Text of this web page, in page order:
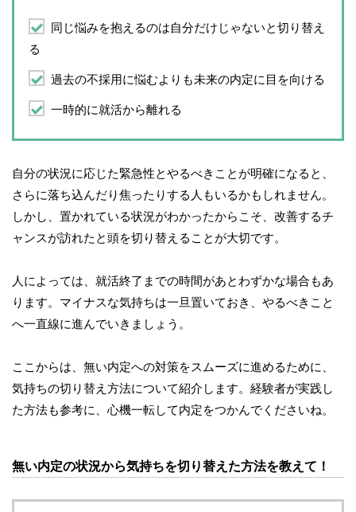
同じ悩みを抱えるのは自分だけじゃないと切り替え
る
過去の不採用に悩むよりも未来の内定に目を向ける
一時的に就活から離れる
自分の状況に応じた緊急性とやるべきことが明確になると、
さらに落ち込んだり焦ったりする人もいるかもしれません。
しかし、置かれている状況がわかったからこそ、改善するチ
ャンスが訪れたと頭を切り替えることが大切です。
人によっては、就活終了までの時間があとわずかな場合もあ
ります。マイナスな気持ちは一旦置いておき、やるべきこと
へ一直線に進んでいきましょう。
ここからは、無い内定への対策をスムーズに進めるために、
気持ちの切り替え方法について紹介します。経験者が実践し
た方法も参考に、心機一転して内定をつかんでくださいね。
無い内定の状況から気持ちを切り替えた方法を教えて！